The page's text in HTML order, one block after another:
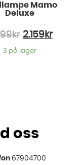
Mamo
Deluxe
kr 2.159kr
3 på lager
oss
67904700